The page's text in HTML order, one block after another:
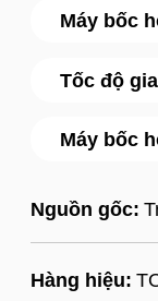
Máy bốc
Tốc độ
Máy bốc
Nguồn gốc:
Hàng hiệu: